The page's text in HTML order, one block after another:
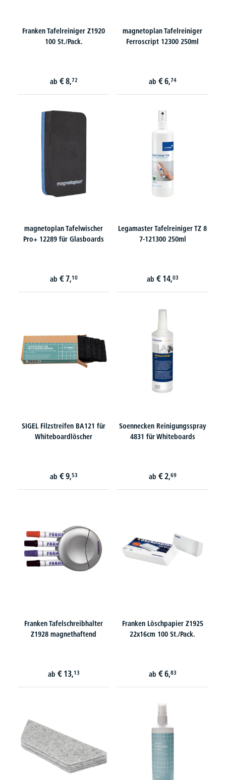
Franken Tafelreiniger Z1920
100 St./Pack.
ab € 8,72
magnetoplan Tafelreiniger
Ferroscript 12300 250ml
ab € 6,74
magnetoplan Tafelwischer
Pro+ 12289 für Glasboards
ab € 7,10
Legamaster Tafelreiniger TZ 8
7-121300 250ml
ab € 14,03
SIGEL Filzstreifen BA121 für
Whiteboardlöscher
ab € 9,53
Soennecken Reinigungsspray
4831 für Whiteboards
ab € 2,69
Franken Tafelschreibhalter
Z1928 magnethaftend
ab € 13,13
Franken Löschpapier Z1925
22x16cm 100 St./Pack.
ab € 6,83